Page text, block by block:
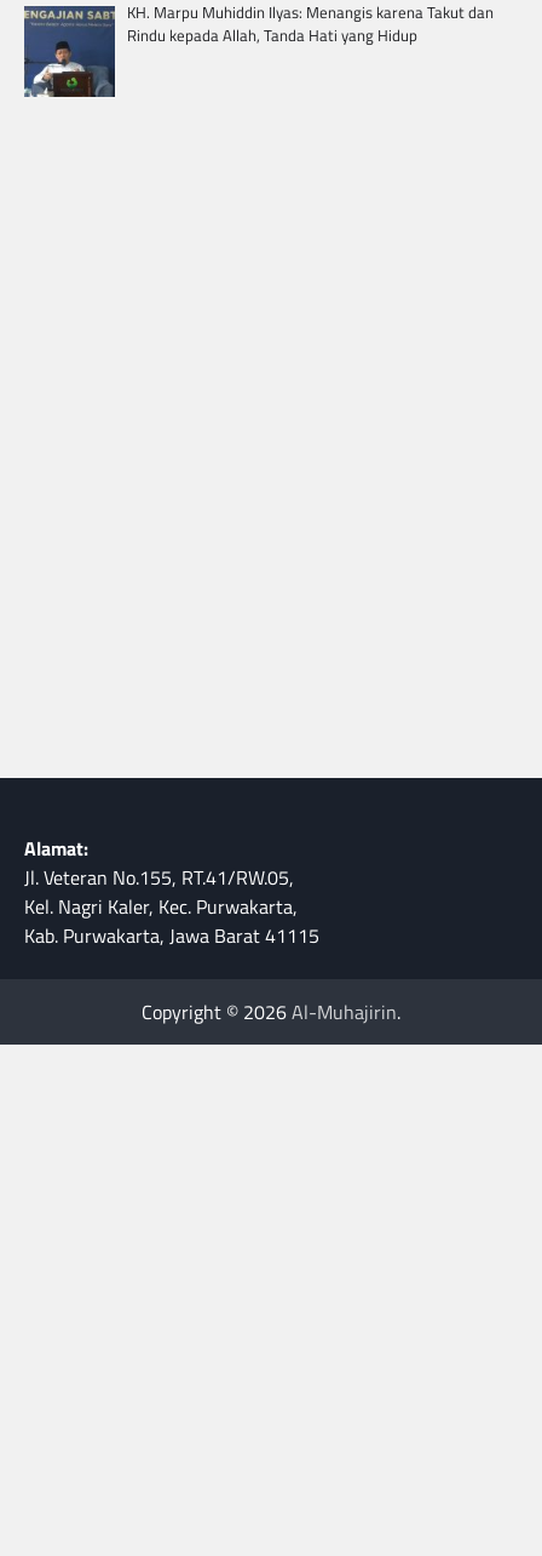
KH. Marpu Muhiddin Ilyas: Menangis karena Takut dan
Rindu kepada Allah, Tanda Hati yang Hidup
Alamat:
Jl. Veteran No.155, RT.41/RW.05,
Kel. Nagri Kaler, Kec. Purwakarta,
Kab. Purwakarta, Jawa Barat 41115
Copyright © 2026Al-Muhajirin.